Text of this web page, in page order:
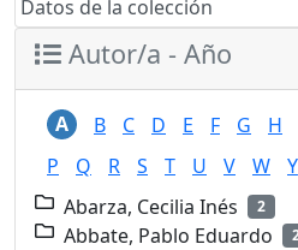
Datos de la colección
Autor/a - Año
A B C D E F G H
P
Q R S T U V W Y
Abarza, Cecilia Inés
2
Abbate, Pablo Eduardo